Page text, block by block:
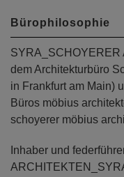
Bürophilosophie
SYRA_SCHOYERER
dem Architekturbüro
in Frankfurt am Main)
Büros möbius
schoyerer möbius
Inhaber und